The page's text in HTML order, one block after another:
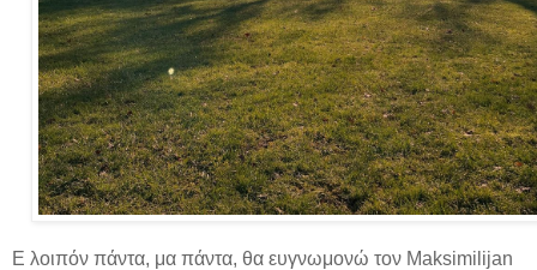
Ε λοιπόν πάντα, μα πάντα, θα ευγνωμονώ τον Maksimilijan